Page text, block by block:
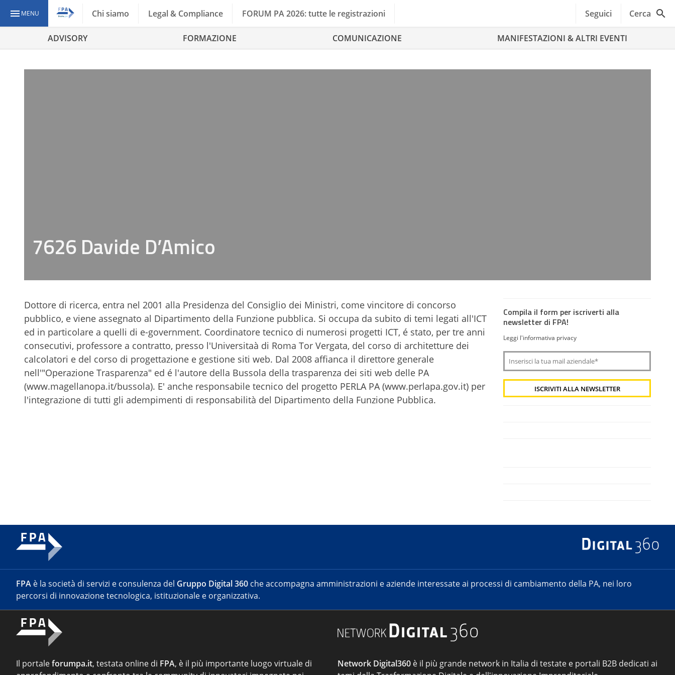
MENU Chi siamo Legal & Compliance FORUM PA 2026: tutte le registrazioni Seguici Cerca
ADVISORY FORMAZIONE COMUNICAZIONE MANIFESTAZIONI & ALTRI EVENTI
7626 Davide D’Amico
Dottore di ricerca, entra nel 2001 alla Presidenza del Consiglio dei Ministri, come vincitore di concorso
pubblico, e viene assegnato al Dipartimento della Funzione pubblica. Si occupa da subito di temi legati all'ICT
ed in particolare a quelli di e-government. Coordinatore tecnico di numerosi progetti ICT, é stato, per tre anni
consecutivi, professore a contratto, presso l'Universitaà di Roma Tor Vergata, del corso di architetture dei
calcolatori e del corso di progettazione e gestione siti web. Dal 2008 affianca il direttore generale
nell'"Operazione Trasparenza" ed é l'autore della Bussola della trasparenza dei siti web delle PA
(www.magellanopa.it/bussola). E' anche responsabile tecnico del progetto PERLA PA (www.perlapa.gov.it) per
l'integrazione di tutti gli adempimenti di responsabilità del Dipartimento della Funzione Pubblica.
Compila il form per iscriverti alla
newsletter di FPA!
Leggi l'informativa privacy
FPA è la società di servizi e consulenza del Gruppo Digital 360 che accompagna amministrazioni e aziende interessate ai processi di cambiamento della PA, nei loro
percorsi di innovazione tecnologica, istituzionale e organizzativa.
Il portaleforumpa.it, testata online di FPA, è il più importante luogo virtuale di
Network Digital360 è il più grande network in Italia di testate e portali B2B dedicati ai